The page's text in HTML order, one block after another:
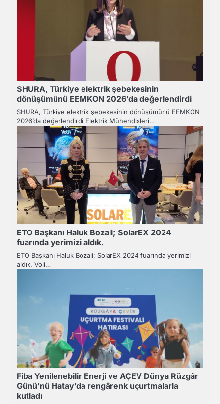
SHURA, Türkiye elektrik şebekesinin
dönüşümünü EEMKON 2026’da değerlendirdi
SHURA, Türkiye elektrik şebekesinin dönüşümünü EEMKON
2026’da değerlendirdi Elektrik Mühendisleri…
ETO Başkanı Haluk Bozali; SolarEX 2024
fuarında yerimizi aldık.
ETO Başkanı Haluk Bozali; SolarEX 2024 fuarında yerimizi
aldık. Voli…
Fiba Yenilenebilir Enerji ve AÇEV Dünya Rüzgâr
Günü’nü Hatay’da rengârenk uçurtmalarla
kutladı